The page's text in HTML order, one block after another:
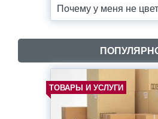
Почему у меня не
ТОВАРЫ И УСЛУГИ